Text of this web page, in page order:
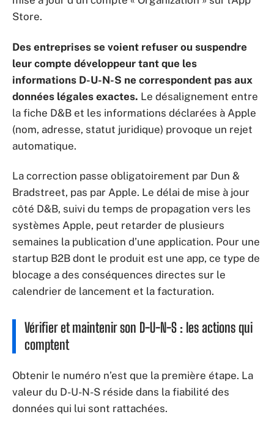
Store.
Des entreprises se voient refuser ou suspendre
leur compte développeur tant que les
informations D-U-N-S ne correspondent pas aux
données légales exactes. Le désalignement entre
la fiche D&B et les informations déclarées à Apple
(nom, adresse, statut juridique) provoque un rejet
automatique.
La correction passe obligatoirement par Dun &
Bradstreet, pas par Apple. Le délai de mise à jour
côté D&B, suivi du temps de propagation vers les
systèmes Apple, peut retarder de plusieurs
semaines la publication d’une application. Pour une
startup B2B dont le produit est une app, ce type de
blocage a des conséquences directes sur le
calendrier de lancement et la facturation.
Vérifier et maintenir son D-U-N-S : les actions qui
comptent
Obtenir le numéro n’est que la première étape. La
valeur du D-U-N-S réside dans la fiabilité des
données qui lui sont rattachées.